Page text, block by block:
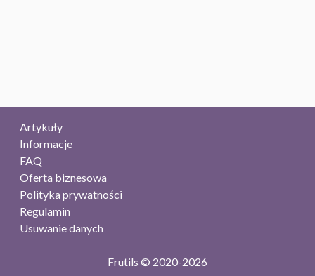
Artykuły
Informacje
FAQ
Oferta biznesowa
Polityka prywatności
Regulamin
Usuwanie danych
Frutils © 2020-2026